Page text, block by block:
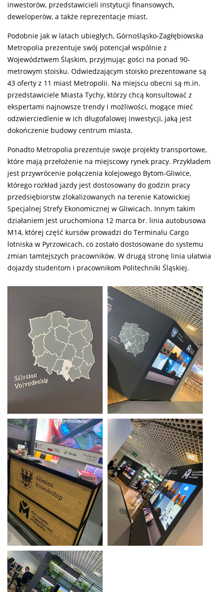
inwestorów, przedstawicieli instytucji finansowych,
deweloperów, a także reprezentacje miast.
Podobnie jak w latach ubiegłych, Górnośląsko-Zagłębiowska
Metropolia prezentuje swój potencjał wspólnie z
Województwem Śląskim, przyjmując gości na ponad 90-
metrowym stoisku. Odwiedzającym stoisko prezentowane są
43 oferty z 11 miast Metropolii. Na miejscu obecni są m.in.
przedstawiciele Miasta Tychy, którzy chcą konsultować z
ekspertami najnowsze trendy i możliwości, mogące mieć
odzwierciedlenie w ich długofalowej inwestycji, jaką jest
dokończenie budowy centrum miasta.
Ponadto Metropolia prezentuje swoje projekty transportowe,
które mają przełożenie na miejscowy rynek pracy. Przykładem
jest przywrócenie połączenia kolejowego Bytom-Gliwice,
którego rozkład jazdy jest dostosowany do godzin pracy
przedsiębiorstw zlokalizowanych na terenie Katowickiej
Specjalnej Strefy Ekonomicznej w Gliwicach. Innym takim
działaniem jest uruchomiona 12 marca br. linia autobusowa
M14, której część kursów prowadzi do Terminalu Cargo
lotniska w Pyrzowicach, co zostało dostosowane do systemu
zmian tamtejszych pracowników. W drugą stronę linia ułatwia
dojazdy studentom i pracownikom Politechniki Śląskiej.